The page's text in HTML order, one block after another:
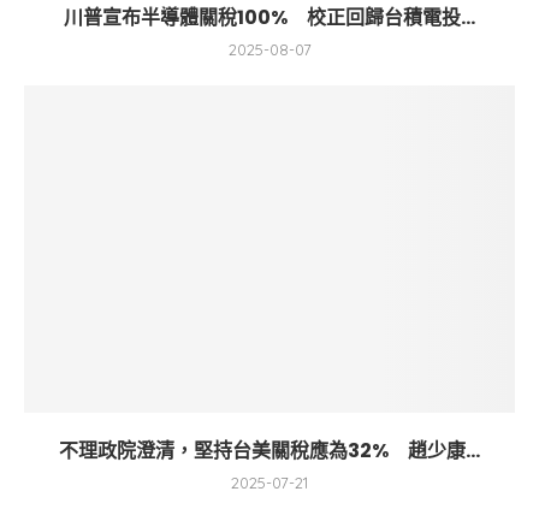
川普宣布半導體關稅100% 校正回歸台積電投...
2025-08-07
不理政院澄清，堅持台美關稅應為32% 趙少康...
2025-07-21